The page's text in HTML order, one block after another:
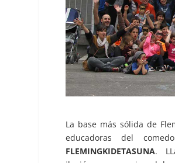
La base más sólida de
educadoras del
FLEMINGKIDETASUNA.